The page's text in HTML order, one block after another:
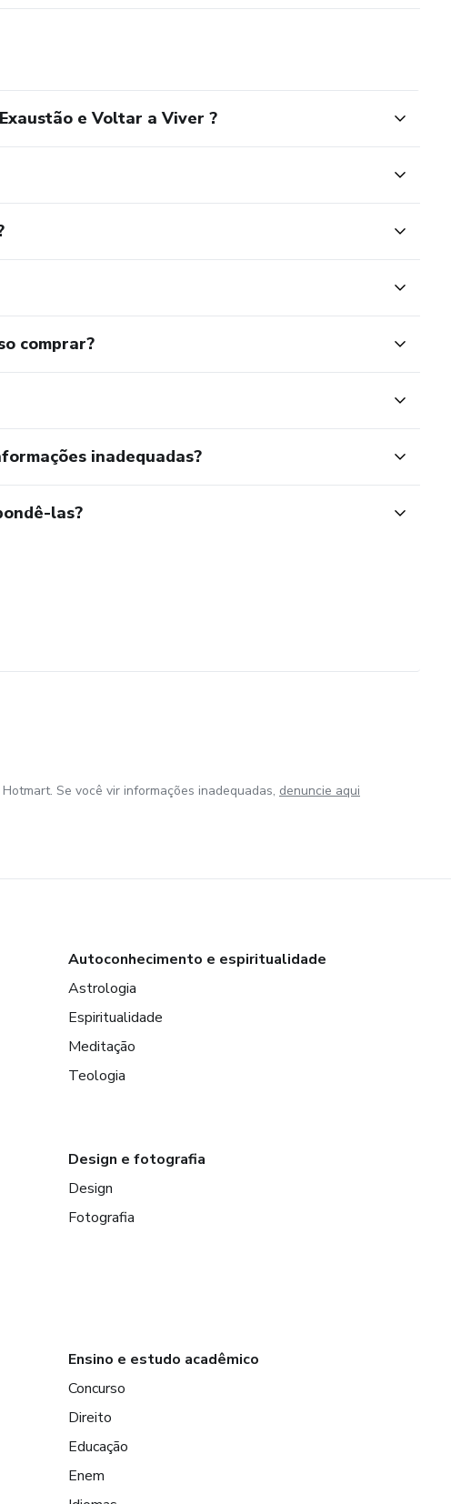
e Voltar a Viver ?
comprar?
inadequadas?
las?
Se você vir informações inadequadas, denuncie aqui
Autoconhecimento e espiritualidade
Astrologia
Espiritualidade
Meditação
Teologia
Design e fotografia
Design
Fotografia
Ensino e estudo acadêmico
Concurso
Direito
Educação
Enem